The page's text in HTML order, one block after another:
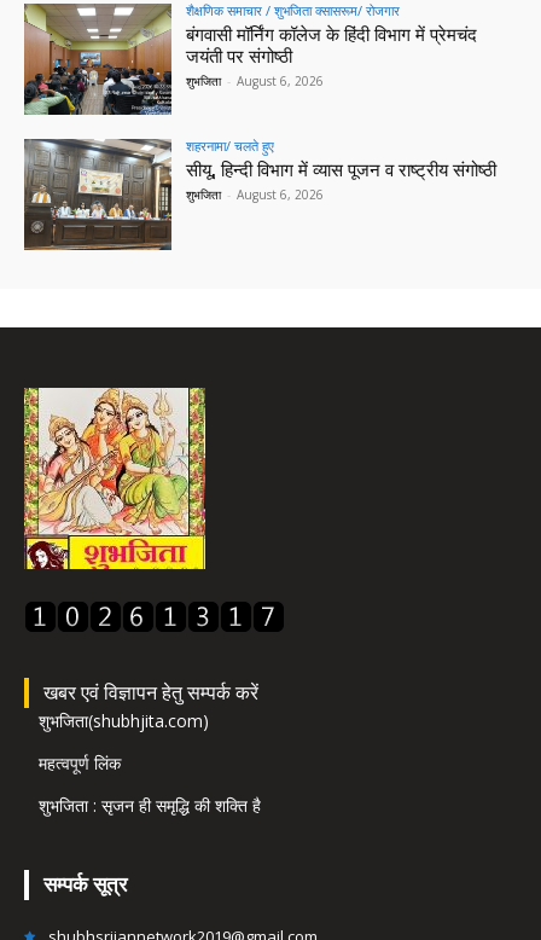
शैक्षणिक समाचार / शुभजिता क्सासरूम/ रोजगार
बंगवासी मॉर्निंग कॉलेज के हिंदी विभाग में प्रेमचंद
जयंती पर संगोष्ठी
शुभजिता - August 6, 2026
शहरनामा/ चलते हुए
सीयू, हिन्दी विभाग में व्यास पूजन व राष्ट्रीय संगोष्ठी
शुभजिता - August 6, 2026
खबर एवं विज्ञापन हेतु सम्पर्क करें
शुभजिता(shubhjita.com)
महत्वपूर्ण लिंक
शुभजिता : सृजन ही समृद्धि की शक्ति है
सम्पर्क सूत्र